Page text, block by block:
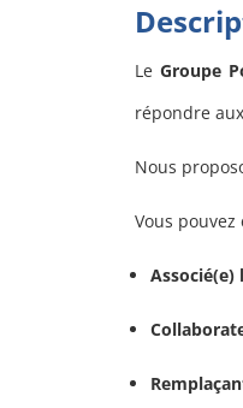
Le Groupe
répondre
Nous
Vous
Associé(e)